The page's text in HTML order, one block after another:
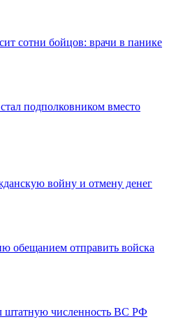
сотни бойцов: врачи в панике
подполковником вместо
войну и отмену денег
обещанием отправить войска
штатную численность ВС РФ